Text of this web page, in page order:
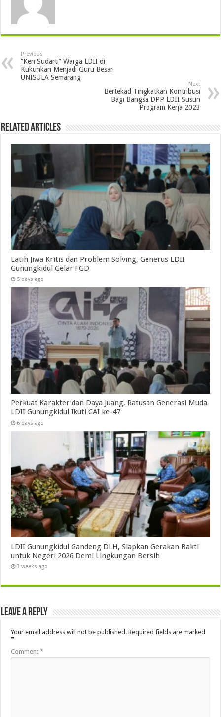
Previous
“Ken Sudarti” Warga LDII di
Kukuhkan Menjadi Guru Besar
UNISULA Semarang
Next
Bertekad Tingkatkan Kontribusi
Bagi Bangsa DPP LDII Susun
Program Kerja 2023
Related Articles
Latih Jiwa Kritis dan Problem Solving, Generus LDII
Gunungkidul Gelar FGD
5 days ago
Perkuat Karakter dan Daya Juang, Ratusan Generasi Muda
LDII Gunungkidul Ikuti CAI ke-47
6 days ago
LDII Gunungkidul Gandeng DLH, Siapkan Gerakan Bakti
untuk Negeri 2026 Demi Lingkungan Bersih
3 weeks ago
Leave a Reply
Your email address will not be published. Required fields are marked
*
Comment*